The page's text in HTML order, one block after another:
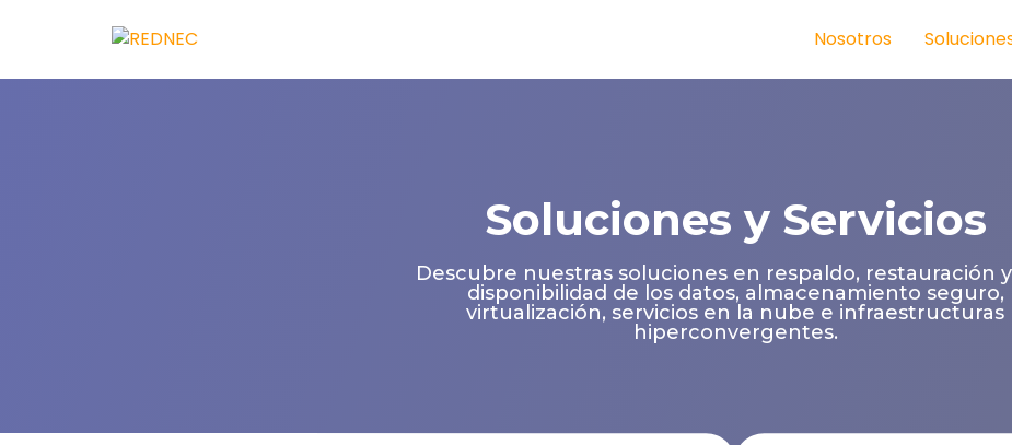
Nosotros
Soluciones y Servicios
Descubre nuestras soluciones en respaldo, restauración
disponibilidad de los datos, almacenamiento seguro,
virtualización, servicios en la nube e infraestructuras
hiperconvergentes.